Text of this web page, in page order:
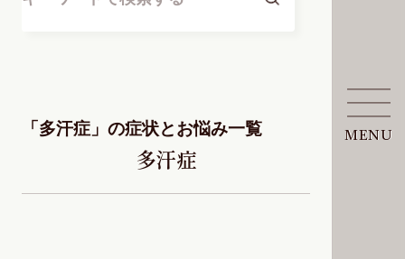
MENU
「多汗症」の症状とお悩み一覧
多汗症